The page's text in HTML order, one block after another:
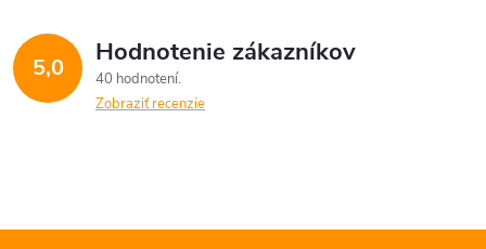
d
a
e
5,0 Hodnotenie zákazníkov
40 hodnotení
Zobraziť recenzie